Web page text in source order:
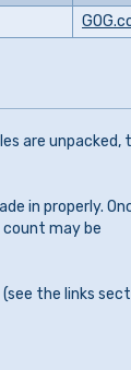
are unpacked,
in properly.
may be
the links